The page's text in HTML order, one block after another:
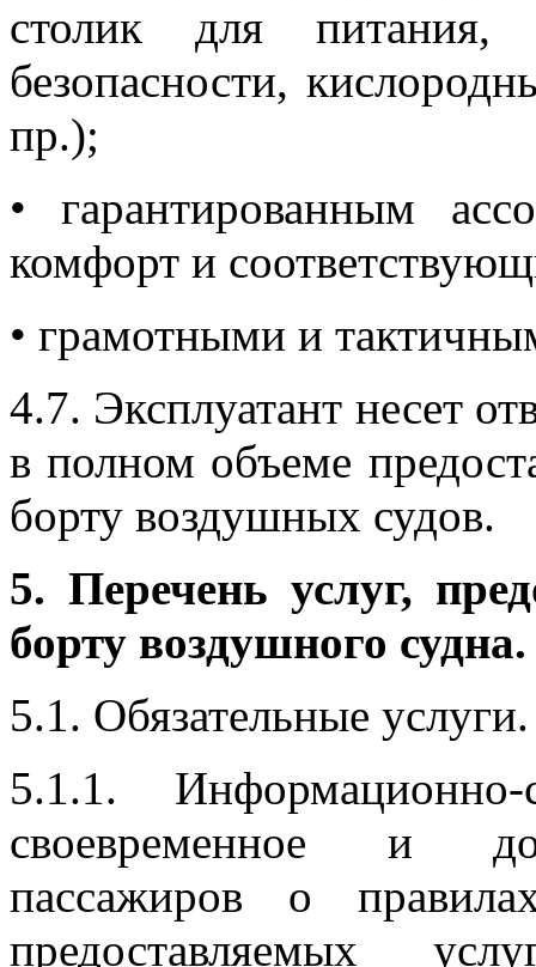
столик для питания,
безопасности,
пр.);
• гарантированным
комфорт и
• грамотными и
4.7. Эксплуатант несет
в полном объеме
борту воздушных судов.
5. Перечень услуг,
борту воздушного судна.
5.1. Обязательные услуги.
5.1.1.
своевременное и
пассажиров о
предоставляемых